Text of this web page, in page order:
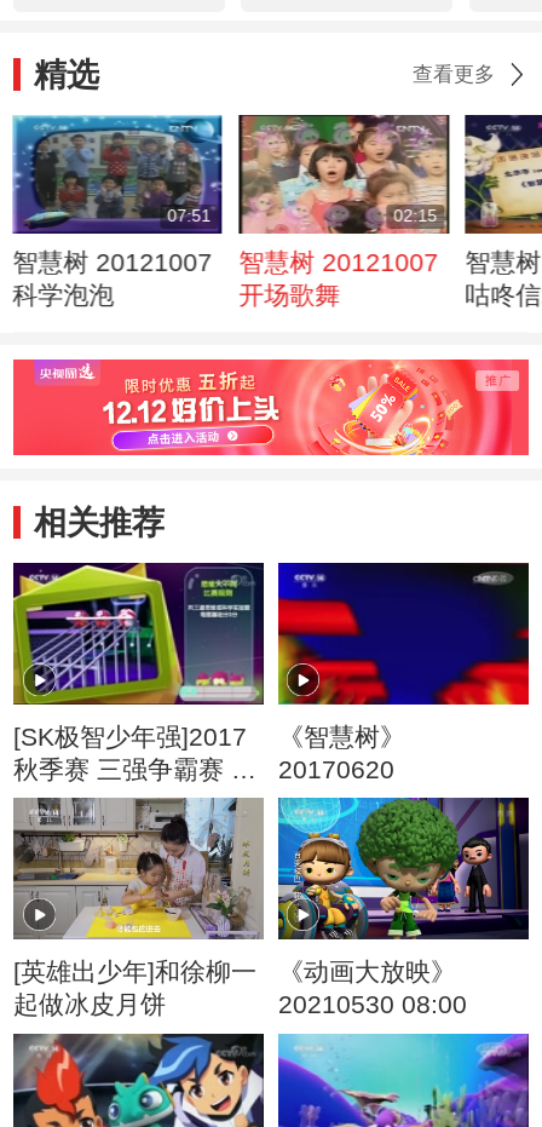
精选 查看更多
07:51
智慧树 20121007
科学泡泡
02:15
智慧树 20121007
开场歌舞
智慧
咕咚
相关推荐
[SK极智少年强]2017
秋季赛 三强争霸赛 第
二关 思维大不同
《智慧树》
20170620
[英雄出少年]和徐柳一
起做冰皮月饼
《动画大放映》
20210530 08:00